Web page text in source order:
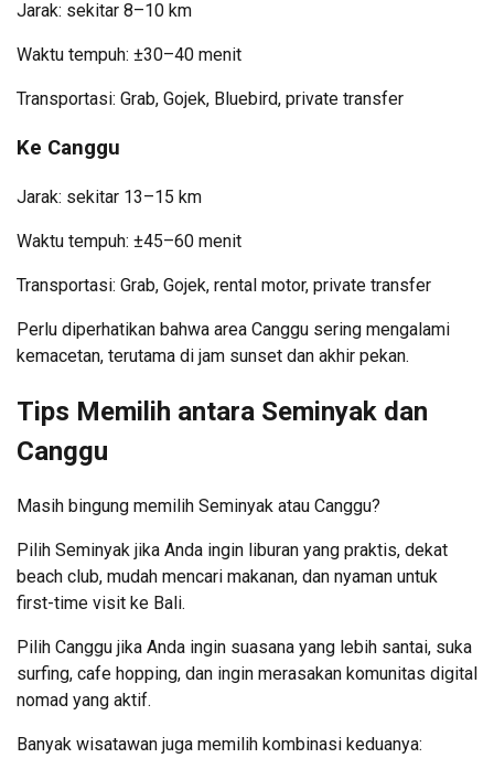
Jarak: sekitar 8–10 km
Waktu tempuh: ±30–40 menit
Transportasi: Grab, Gojek, Bluebird, private transfer
Ke Canggu
Jarak: sekitar 13–15 km
Waktu tempuh: ±45–60 menit
Transportasi: Grab, Gojek, rental motor, private transfer
Perlu diperhatikan bahwa area Canggu sering mengalami
kemacetan, terutama di jam sunset dan akhir pekan.
Tips Memilih antara Seminyak dan
Canggu
Masih bingung memilih Seminyak atau Canggu?
Pilih Seminyak jika Anda ingin liburan yang praktis, dekat
beach club, mudah mencari makanan, dan nyaman untuk
first-time visit ke Bali.
Pilih Canggu jika Anda ingin suasana yang lebih santai, suka
surfing, cafe hopping, dan ingin merasakan komunitas digital
nomad yang aktif.
Banyak wisatawan juga memilih kombinasi keduanya: